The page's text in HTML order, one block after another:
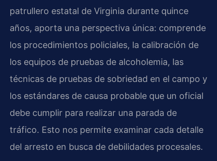
patrullero estatal de Virginia durante quince
años, aporta una perspectiva única: comprende
los procedimientos policiales, la calibración de
los equipos de pruebas de alcoholemia, las
técnicas de pruebas de sobriedad en el campo y
los estándares de causa probable que un oficial
debe cumplir para realizar una parada de
tráfico. Esto nos permite examinar cada detalle
del arresto en busca de debilidades procesales.